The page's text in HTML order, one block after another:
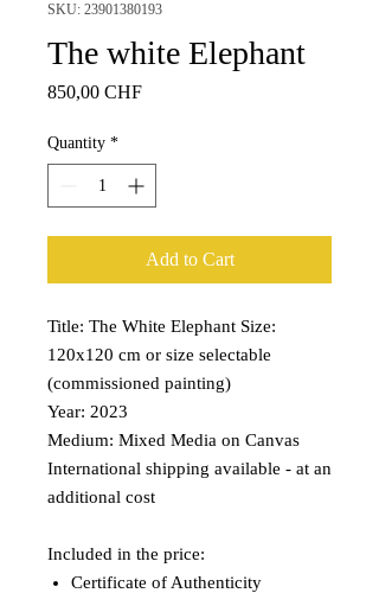
SKU: 23901380193
The white Elephant
850,00 CHFPrice
Quantity *
Add to Cart
Title: The White Elephant Size:
120x120 cm or size selectable
(commissioned painting)
Year: 2023
Medium: Mixed Media on Canvas
International shipping available - at an
additional cost
Included in the price:
Certificate of Authenticity